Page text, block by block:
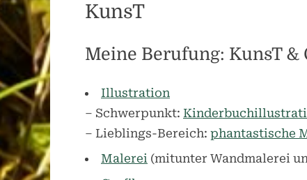
KunsT
Meine Berufung: KunsT &
Illustration
– Schwerpunkt:
– Lieblings-Bereich: phantastische
Malerei (mitunter Wandmalerei